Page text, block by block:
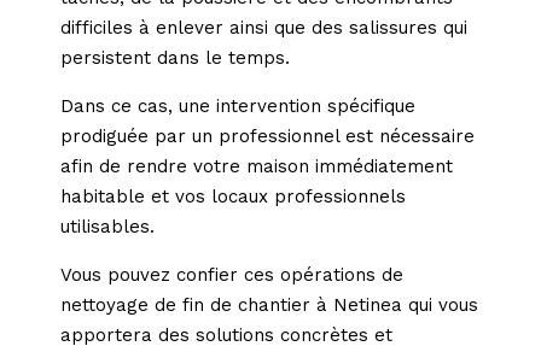
difficiles à enlever ainsi que des salissures qui
persistent dans le temps.
Dans ce cas, une intervention spécifique
prodiguée par un professionnel est nécessaire
afin de rendre votre maison immédiatement
habitable et vos locaux professionnels
utilisables.
Vous pouvez confier ces opérations de
nettoyage de fin de chantier à Netinea qui vous
apportera des solutions concrètes et